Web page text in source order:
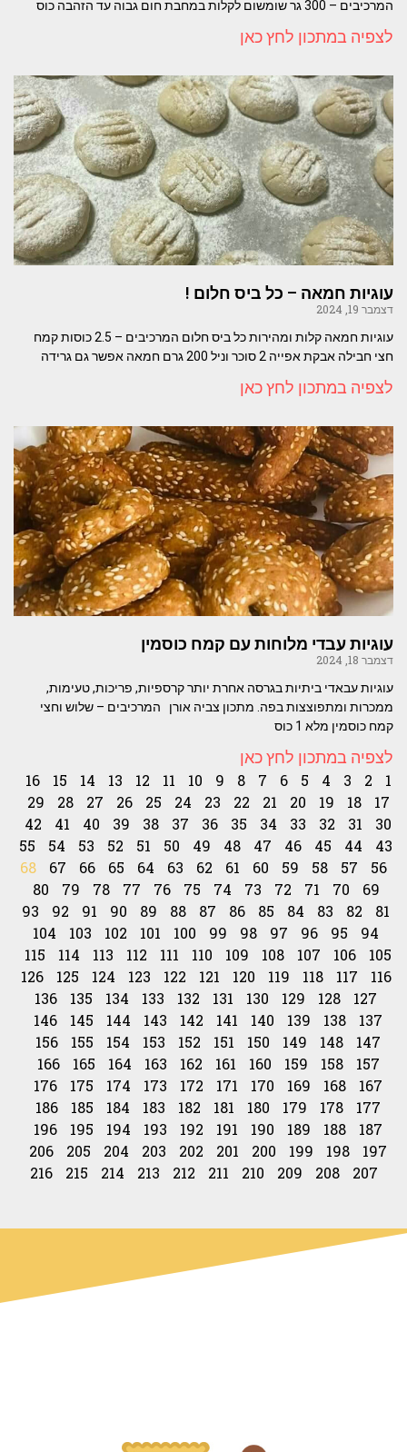
המרכיבים – 300 גר שומשום לקלות במחבת חום גבוה עד הזהבה כוס
לצפיה במתכון לחץ כאן
עוגיות חמאה – כל ביס חלום !
דצמבר 19, 2024
עוגיות חמאה קלות ומהירות כל ביס חלום המרכיבים – 2.5 כוסות קמח
חצי חבילה אבקת אפייה 2 סוכר וניל 200 גרם חמאה אפשר גם גרידה
לצפיה במתכון לחץ כאן
עוגיות עבדי מלוחות עם קמח כוסמין
דצמבר 18, 2024
עוגיות עבאדי ביתיות בגרסה אחרת יותר קרספיות, פריכות, טעימות,
ממכרות ומתפוצצות בפה. מתכון צביה אורן המרכיבים – שלוש וחצי
קמח כוסמין מלא 1 כוס
לצפיה במתכון לחץ כאן
1
2
3
4
5
6
7
8
9
10
11
12
13
14
15
16
17
18
19
20
21
22
23
24
25
26
27
28
29
30
31
32
33
34
35
36
37
38
39
40
41
42
43
44
45
46
47
48
49
50
51
52
53
54
55
56
57
58
59
60
61
62
63
64
65
66
67
68
69
70
71
72
73
74
75
76
77
78
79
80
81
82
83
84
85
86
87
88
89
90
91
92
93
94
95
96
97
98
99
100
101
102
103
104
105
106
107
108
109
110
111
112
113
114
115
116
117
118
119
120
121
122
123
124
125
126
127
128
129
130
131
132
133
134
135
136
137
138
139
140
141
142
143
144
145
146
147
148
149
150
151
152
153
154
155
156
157
158
159
160
161
162
163
164
165
166
167
168
169
170
171
172
173
174
175
176
177
178
179
180
181
182
183
184
185
186
187
188
189
190
191
192
193
194
195
196
197
198
199
200
201
202
203
204
205
206
207
208
209
210
211
212
213
214
215
216